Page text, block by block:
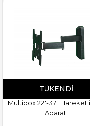
TÜKENDI
Multibox 22"-37" Hareketli
Aparatı